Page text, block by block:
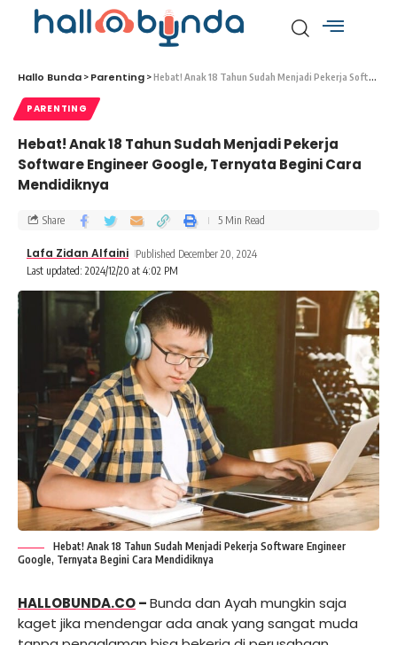
Hallo Bunda > Parenting >Hebat! Anak 18 Tahun Sudah Menjadi Pekerja Software Engineer Google, Ternyata Begini Cara Mendidiknya
PARENTING
Hebat! Anak 18 Tahun Sudah Menjadi Pekerja
Software Engineer Google, Ternyata Begini Cara
Mendidiknya
Last updated: 2024/12/20 at 4:02 PM
Lafa Zidan Alfaini Published December 20, 2024
Share 5 Min Read
Hebat! Anak 18 Tahun Sudah Menjadi Pekerja Software Engineer
Google, Ternyata Begini Cara Mendidiknya
HALLOBUNDA.CO–Bunda dan Ayah mungkin saja
kaget jika mendengar ada anak yang sangat muda